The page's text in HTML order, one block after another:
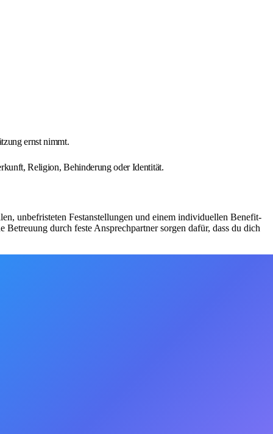
ernst nimmt.
Religion, Behinderung oder Identität.
unbefristeten Festanstellungen und einem individuellen Benefit-
durch feste Ansprechpartner sorgen dafür, dass du dich